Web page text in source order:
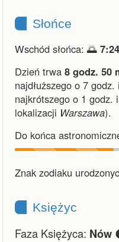
Słońce
Wschód słońca: 🌅 7:24
Dzień trwa 8 godz. 50
najdłuższego o 7
najkrótszego o 1 godz.
lokalizacji Warszawa).
Do końca
Znak zodiaku
Księżyc
Faza Księżyca: Nów